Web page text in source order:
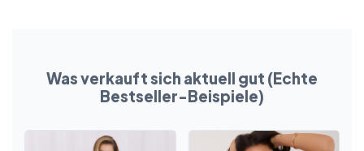
Was verkauft sich aktuell gut (Echte
Bestseller-Beispiele)